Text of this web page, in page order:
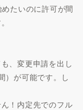
たいのに許可が間
、変更申請を出し
）が可能です。し
！内定先でのフル